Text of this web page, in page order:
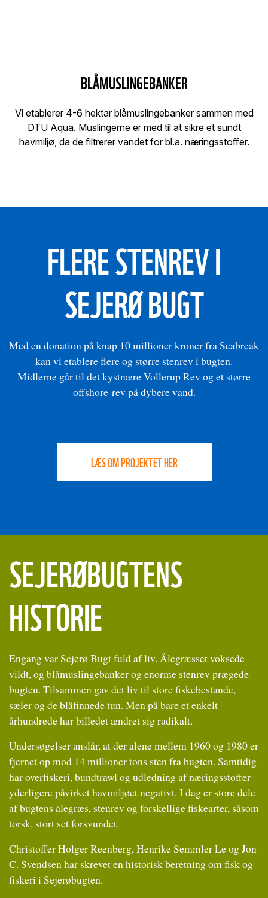
BLÅMUSLINGEBANKER
Vi etablerer 4-6 hektar blåmuslingebanker sammen med
DTU Aqua. Muslingerne er med til at sikre et sundt
havmiljø, da de filtrerer vandet for bl.a. næringsstoffer.
FLERE STENREV I
SEJERØ BUGT
Med en donation på knap 10 millioner kroner fra Seabreak
kan vi etablere flere og større stenrev i bugten.
Midlerne går til det kystnære Vollerup Rev og et større
offshore-rev på dybere vand.
LÆS OM PROJEKTET HER
SEJERØBUGTENS
HISTORIE
Engang var Sejerø Bugt fuld af liv. Ålegræsset voksede
vildt, og blåmuslingebanker og enorme stenrev prægede
bugten. Tilsammen gav det liv til store fiskebestande,
sæler og de blåfinnede tun. Men på bare et enkelt
århundrede har billedet ændret sig radikalt.
Undersøgelser anslår, at der alene mellem 1960 og 1980 er
fjernet op mod 14 millioner tons sten fra bugten. Samtidig
har overfiskeri, bundtrawl og udledning af næringsstoffer
yderligere påvirket havmiljøet negativt. I dag er store dele
af bugtens ålegræs, stenrev og forskellige fiskearter, såsom
torsk, stort set forsvundet.
Christoffer Holger Reenberg, Henrike Semmler Le og Jon
C. Svendsen har skrevet en historisk beretning om fisk og
fiskeri i Sejerøbugten.